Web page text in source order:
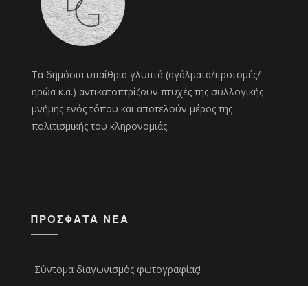
Τα δημόσια υπαίθρια γλυπτά (αγάλματα/προτομές/
ηρώα κ.α.) αντικατοπτρίζουν πτυχές της συλλογικής
μνήμης ενός τόπου και αποτελούν μέρος της
πολιτισμικής του κληρονομιάς.
ΠΡΌΣΦΑΤΑ ΝΈΑ
Σύντομα διαγωνισμός φωτογραφίας!